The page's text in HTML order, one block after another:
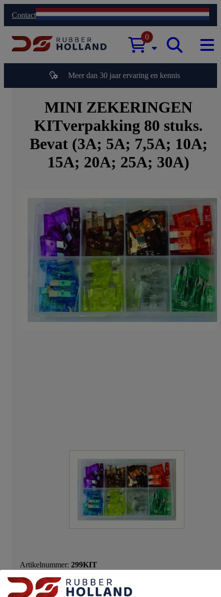
Contact
0
Meer dan 30 jaar ervaring en kennis
MINI ZEKERINGEN
KITverpakking 80 stuks.
Bevat (3A; 5A; 7,5A; 10A;
15A; 20A; 25A; 30A)
Artikelnummer: 299KIT
Verkoopeenheid: 80 stuks